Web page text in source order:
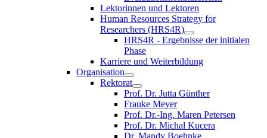
Lektorinnen und Lektoren
Human Resources Strategy for
Researchers (HRS4R)
HRS4R - Ergebnisse der initialen
Phase
Karriere und Weiterbildung
Organisation
Rektorat
Prof. Dr. Jutta Günther
Frauke Meyer
Prof. Dr.-Ing. Maren Petersen
Prof. Dr. Michal Kucera
Dr. Mandy Boehnke